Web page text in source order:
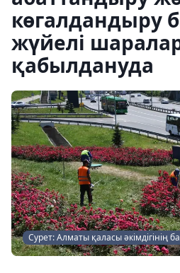
көгалдандыру
жүйелі
қабылдануда
Сурет: Алматы қаласы әкімдігінің